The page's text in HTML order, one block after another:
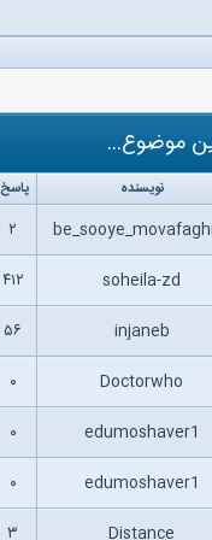
موضوع...
نویسنده پاسخ:
۲
soheila-zd ۴۱۲
injaneb ۵۶
Doctorwho ۰
edumoshaver1 ۰
edumoshaver1 ۰
Distance ۳